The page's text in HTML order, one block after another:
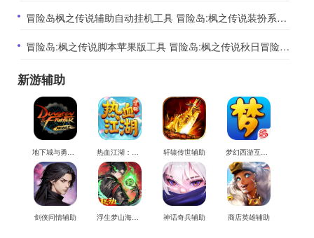
​冒险岛枫之传说辅助自动挂机工具 冒险岛:枫之传说装扮系统介绍
​冒险岛:枫之传说脚本苹果版工具 冒险岛:枫之传说秋日冒险之旅
新游辅助
轩辕传世辅助
剑侠问情辅助 神话奇兵辅助 商店英雄辅助